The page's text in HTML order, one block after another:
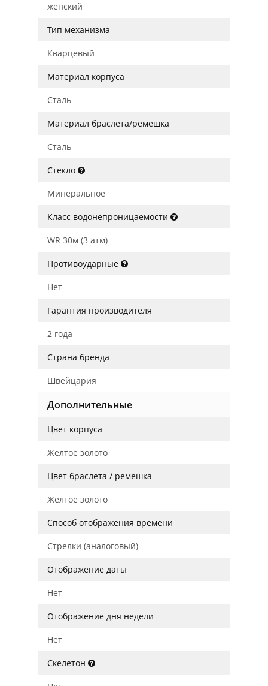
женский
Тип механизма
Кварцевый
Материал корпуса
Сталь
Материал браслета/ремешка
Сталь
Стекло
Минеральное
Класс водонепроницаемости
WR 30м (3 атм)
Противоударные
Нет
Гарантия производителя
2 года
Страна бренда
Швейцария
Дополнительные
Цвет корпуса
Желтое золото
Цвет браслета / ремешка
Желтое золото
Способ отображения времени
Стрелки (аналоговый)
Отображение даты
Нет
Отображение дня недели
Нет
Скелетон